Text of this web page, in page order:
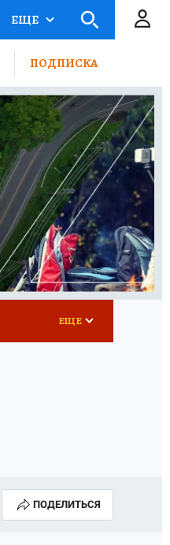
ЕЩЕ
ПОДПИСКА
ЕЩЕ
ПОДЕЛИТЬСЯ